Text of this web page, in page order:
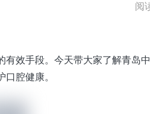
阅
有效手段。今天带大家了解青岛
腔健康。